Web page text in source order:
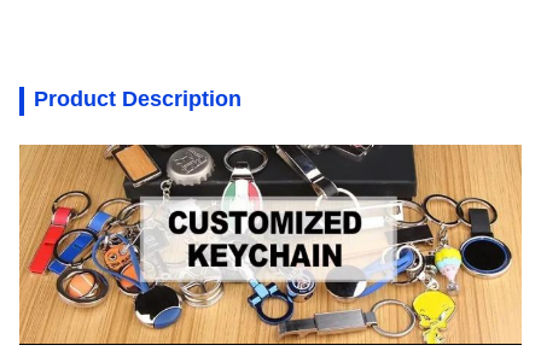
Product Description